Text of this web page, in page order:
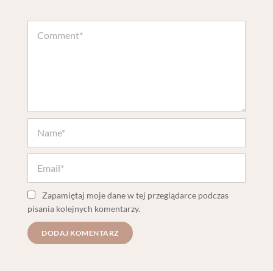
Zapamiętaj moje dane w tej przeglądarce podczas
pisania kolejnych komentarzy.